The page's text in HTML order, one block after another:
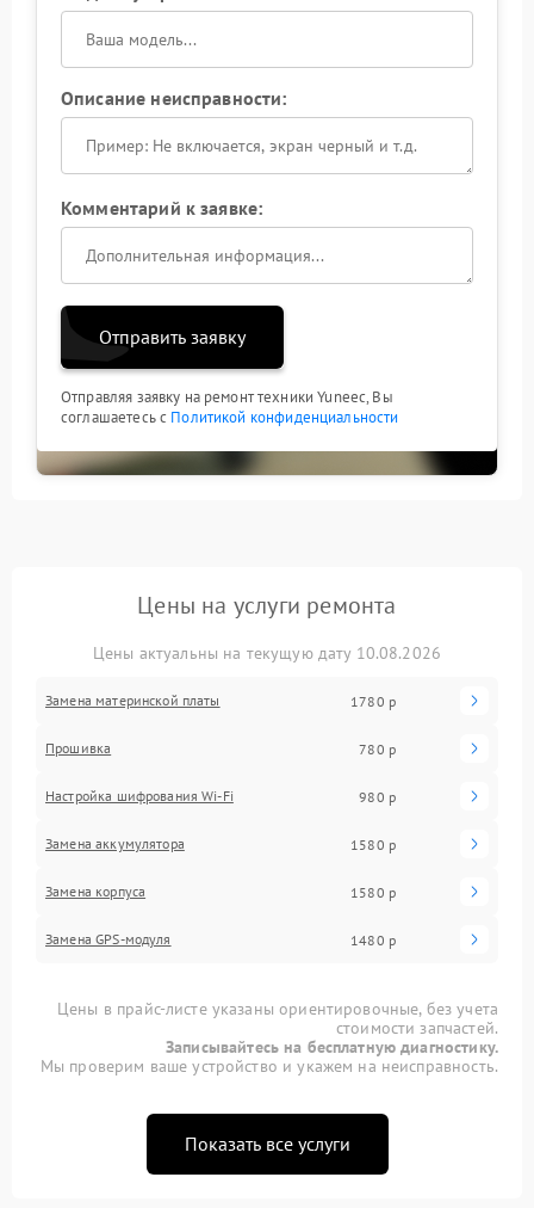
Описание неисправности:
Комментарий к заявке:
Отправить заявку
Отправляя заявку на ремонт техники Yuneec, Вы
соглашаетесь с Политикой конфиденциальности
Цены на услуги ремонта
Цены актуальны на текущую дату 10.08.2026
Замена материнской платы 1780 р
Прошивка 780 р
Настройка шифрования Wi-Fi 980 р
Замена аккумулятора 1580 р
Замена корпуса 1580 р
Замена GPS-модуля 1480 р
Цены в прайс-листе указаны ориентировочные, без учета
стоимости запчастей.
Записывайтесь на бесплатную диагностику.
Мы проверим ваше устройство и укажем на неисправность.
Показать все услуги